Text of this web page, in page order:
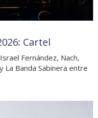
Cartel
Fernández, Nach,
La Banda Sabinera entre